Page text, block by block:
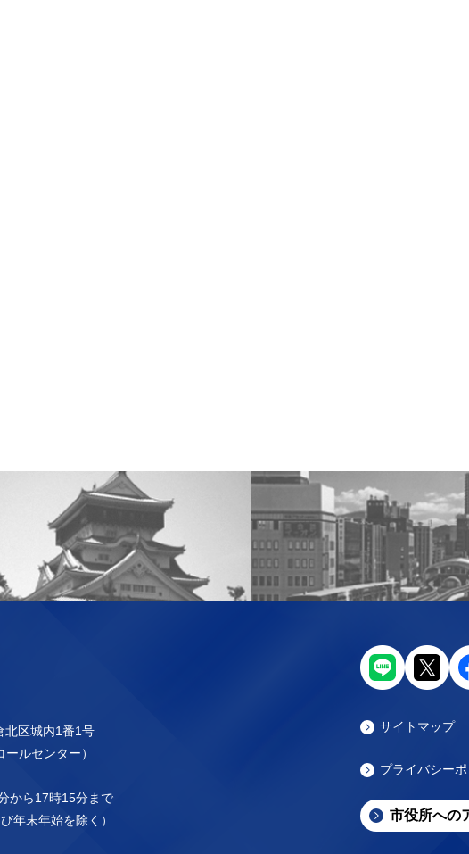
区城内1番1号
ルセンター）
から17時15分まで
年末年始を除く）
サイトマップ
プライバシー
市役所への